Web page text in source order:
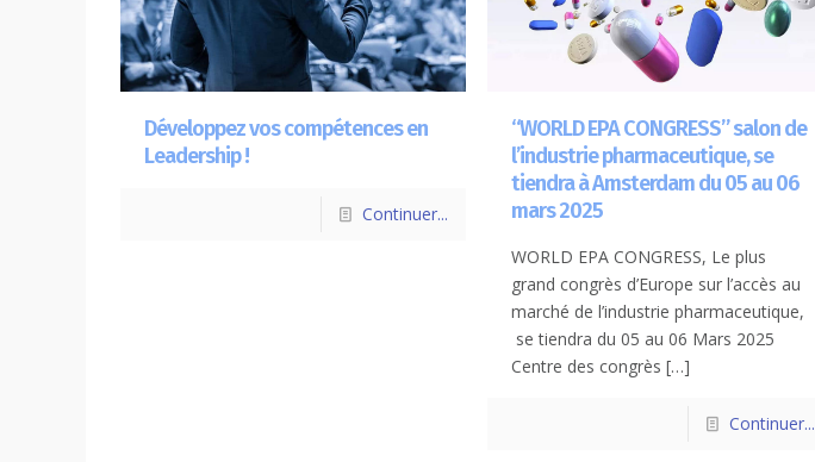
Développez vos compétences en
Leadership !
Continuer...
“WORLD EPA CONGRESS” salon de
l’industrie pharmaceutique, se
tiendra à Amsterdam du 05 au 06
mars 2025
WORLD EPA CONGRESS, Le plus
grand congrès d’Europe sur l’accès au
marché de l’industrie pharmaceutique,
se tiendra du 05 au 06 Mars 2025
Centre des congrès […]
Continuer...